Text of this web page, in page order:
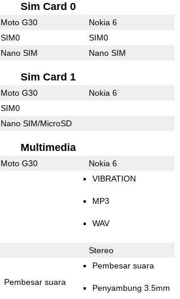
Sim Card 0
Moto G30 Nokia 6
SIM0 SIM0
Nano SIM Nano SIM
Sim Card 1
Moto G30 Nokia 6
SIM0
Nano SIM/MicroSD
Multimedia
Moto G30 Nokia 6
VIBRATION
MP3
WAV
Stereo
Pembesar suara
Pembesar suara
Penyambung 3.5mm